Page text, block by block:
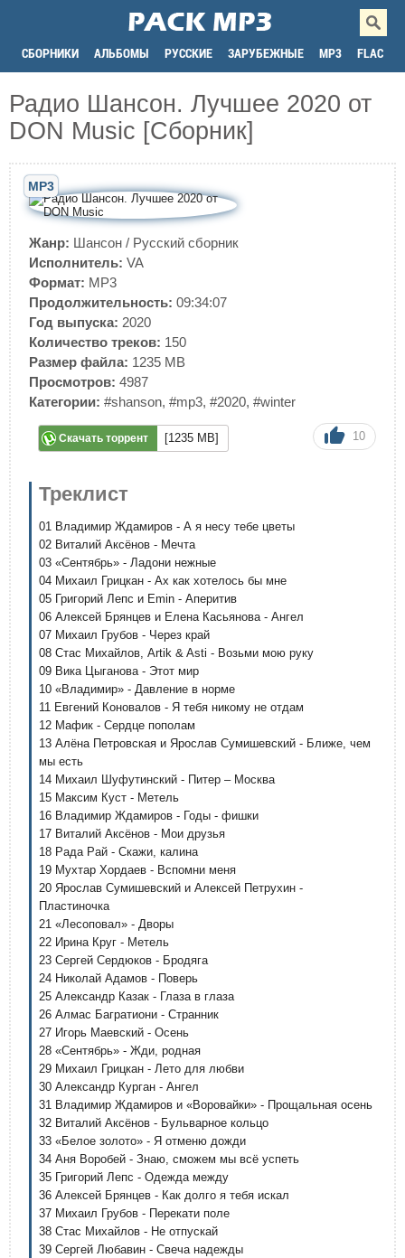
СБОРНИКИ АЛЬБОМЫ РУССКИЕ ЗАРУБЕЖНЫЕ MP3 FLAC
Радио Шансон. Лучшее 2020 от
DON Music [Сборник]
MP3
Жанр: Шансон / Русский сборник
Исполнитель: VA
Формат: MP3
Продолжительность: 09:34:07
Год выпуска: 2020
Количество треков: 150
Размер файла: 1235 MB
Просмотров: 4987
Категории: #shanson, #mp3, #2020, #winter
Скачать торрент [1235 MB] 10
Треклист
01 Владимир Ждамиров - А я несу тебе цветы
02 Виталий Аксёнов - Мечта
03 «Сентябрь» - Ладони нежные
04 Михаил Грицкан - Ах как хотелось бы мне
05 Григорий Лепс и Emin - Аперитив
06 Алексей Брянцев и Елена Касьянова - Ангел
07 Михаил Грубов - Через край
08 Стас Михайлов, Artik & Asti - Возьми мою руку
09 Вика Цыганова - Этот мир
10 «Владимир» - Давление в норме
11 Евгений Коновалов - Я тебя никому не отдам
12 Мафик - Сердце пополам
13 Алёна Петровская и Ярослав Сумишевский - Ближе, чем
мы есть
14 Михаил Шуфутинский - Питер – Москва
15 Максим Куст - Метель
16 Владимир Ждамиров - Годы - фишки
17 Виталий Аксёнов - Мои друзья
18 Рада Рай - Скажи, калина
19 Мухтар Хордаев - Вспомни меня
20 Ярослав Сумишевский и Алексей Петрухин -
Пластиночка
21 «Лесоповал» - Дворы
22 Ирина Круг - Метель
23 Сергей Сердюков - Бродяга
24 Николай Адамов - Поверь
25 Александр Казак - Глаза в глаза
26 Алмас Багратиони - Странник
27 Игорь Маевский - Осень
28 «Сентябрь» - Жди, родная
29 Михаил Грицкан - Лето для любви
30 Александр Курган - Ангел
31 Владимир Ждамиров и «Воровайки» - Прощальная осень
32 Виталий Аксёнов - Бульварное кольцо
33 «Белое золото» - Я отменю дожди
34 Аня Воробей - Знаю, сможем мы всё успеть
35 Григорий Лепс - Одежда между
36 Алексей Брянцев - Как долго я тебя искал
37 Михаил Грубов - Перекати поле
38 Стас Михайлов - Не отпускай
39 Сергей Любавин - Свеча надежды